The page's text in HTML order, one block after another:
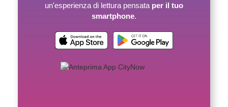
un'esperienza di lettura pensata per il tuo
smartphone.